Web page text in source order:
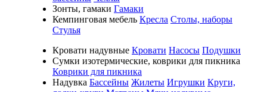
Зонты, гамаки Гамаки
Кемпинговая мебель Кресла Столы, наборы
Стулья
Кровати надувные Кровати Насосы Подушки
Cумки изотермические, коврики для пикника
Коврики для пикника
Надувка Бассейны Жилеты Игрушки Круги,